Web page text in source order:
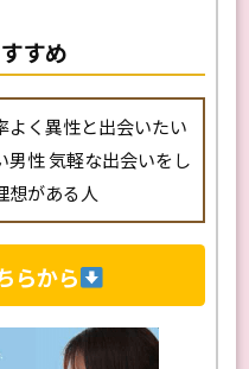
すめ
よく異性と出会いたい
男性 気軽な出会いをし
想がある人
らから